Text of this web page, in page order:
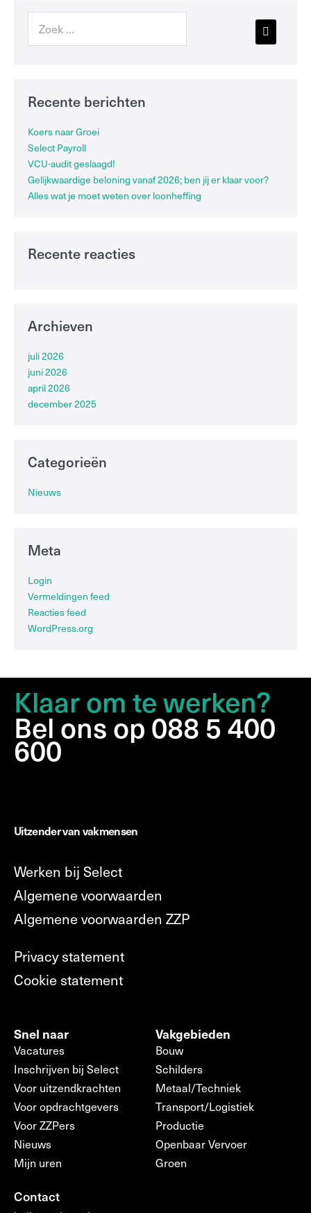
Recente berichten
Koers naar Groei
Select Payroll
VCU-audit geslaagd!
Gelijkwaardige beloning vanaf 2026; ben jij er klaar voor?
Alles wat je moet weten over loonheffing
Recente reacties
Archieven
juli 2026
juni 2026
april 2026
december 2025
Categorieën
Nieuws
Meta
Login
Vermeldingen feed
Reacties feed
WordPress.org
Klaar om te werken?
Bel ons op 088 5 400
600
Uitzender van vakmensen
Werken bij Select
Algemene voorwaarden
Algemene voorwaarden ZZP
Privacy statement
Cookie statement
Snel naar
Vacatures
Inschrijven bij Select
Voor uitzendkrachten
Voor opdrachtgevers
Voor ZZPers
Nieuws
Mijn uren
Vakgebieden
Bouw
Schilders
Metaal/Techniek
Transport/Logistiek
Productie
Openbaar Vervoer
Groen
Contact